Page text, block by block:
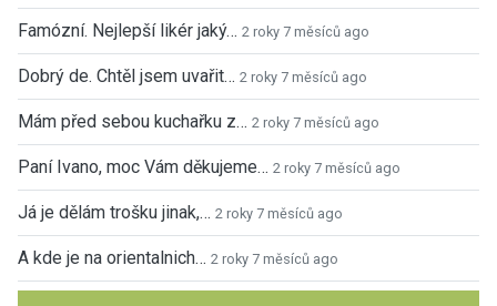
Famózní. Nejlepší likér jaký… 2 roky 7 měsíců ago
Dobrý de. Chtěl jsem uvařit… 2 roky 7 měsíců ago
Mám před sebou kuchařku z… 2 roky 7 měsíců ago
Paní Ivano, moc Vám děkujeme… 2 roky 7 měsíců ago
Já je dělám trošku jinak,… 2 roky 7 měsíců ago
A kde je na orientalnich… 2 roky 7 měsíců ago